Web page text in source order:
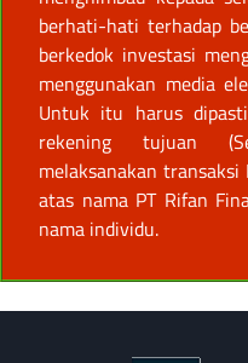
berhati-hati terhadap
berkedok investasi
menggunakan media
Untuk itu harus
rekening tujuan
melaksanakan transaksi
atas nama PT Rifan
nama individu.